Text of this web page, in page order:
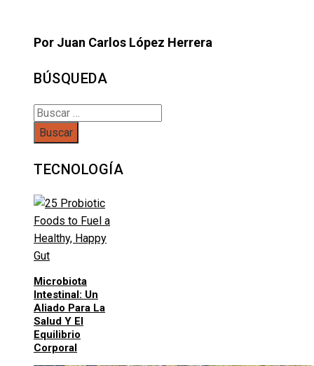
Por Juan Carlos López Herrera
BÚSQUEDA
Buscar:
TECNOLOGÍA
Microbiota
Intestinal: Un
Aliado Para La
Salud Y El
Equilibrio
Corporal